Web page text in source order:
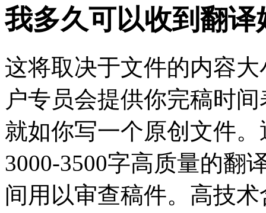
我多久可以收到翻译
这将取决于文件的内容
户专员会提供你完稿时
就如你写一个原创文件
3000-3500字高质量的翻
间用以审查稿件。高技